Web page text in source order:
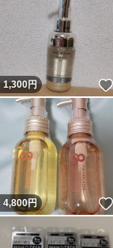
1,300円
4,800円